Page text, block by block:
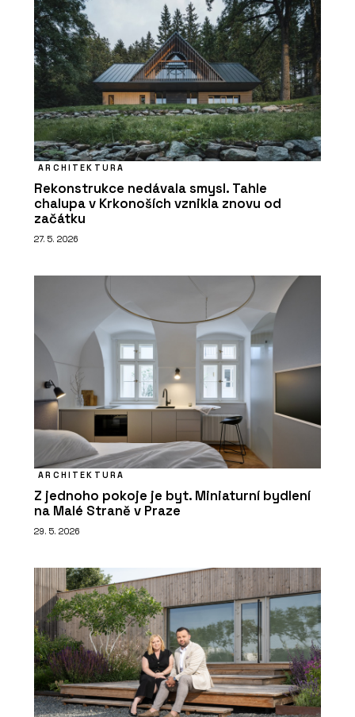
ARCHITEKTURA
Rekonstrukce nedávala smysl. Tahle
chalupa v Krkonoších vznikla znovu od
začátku
27. 5. 2026
ARCHITEKTURA
Z jednoho pokoje je byt. Miniaturní bydlení
na Malé Straně v Praze
29. 5. 2026